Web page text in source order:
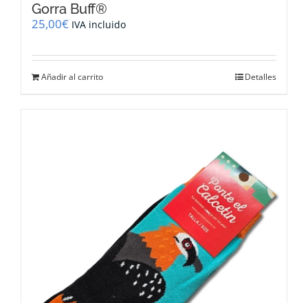
Gorra Buff®
25,00€ IVA incluido
Añadir al carrito Detalles